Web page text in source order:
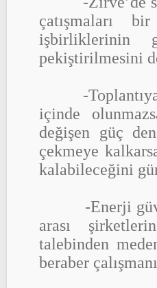
çatışmaları
işbirliklerinin
pekiştirilmesini
-Toplantıya
içinde
değişen güç
çekmeye
kalabileceğini
-Enerji
arası
talebinden
beraber